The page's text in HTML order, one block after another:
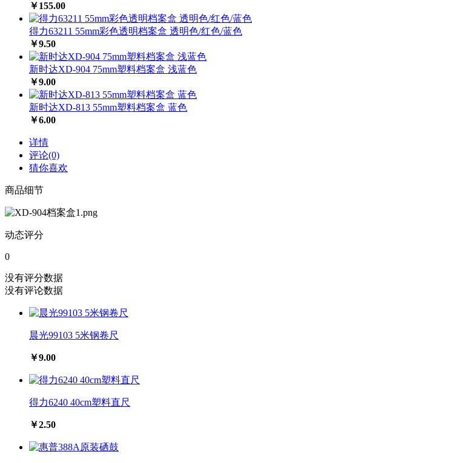
￥155.00
得力63211 55mm彩色透明档案盒 透明色/红色/蓝色
￥9.50
新时达XD-904 75mm塑料档案盒 浅蓝色
￥9.00
新时达XD-813 55mm塑料档案盒 蓝色
￥6.00
详情
评论(0)
猜你喜欢
商品细节
动态评分
0
没有评分数据
没有评论数据
晨光99103 5米钢卷尺
￥9.00
得力6240 40cm塑料直尺
￥2.50